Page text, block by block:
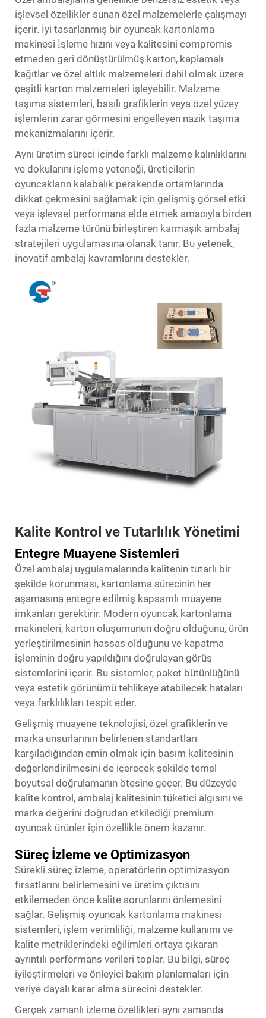
işlevsel özellikler sunan özel malzemelerle çalışmayı
içerir. İyi tasarlanmış bir oyuncak kartonlama
makinesi i̇şleme hızını veya kalitesini compromis
etmeden geri dönüştürülmüş karton, kaplamalı
kağıtlar ve özel altlık malzemeleri dahil olmak üzere
çeşitli karton malzemeleri işleyebilir. Malzeme
taşıma sistemleri, basılı grafiklerin veya özel yüzey
işlemlerin zarar görmesini engelleyen nazik taşıma
mekanizmalarını içerir.
Aynı üretim süreci içinde farklı malzeme kalınlıklarını
ve dokularını işleme yeteneği, üreticilerin
oyuncakların kalabalık perakende ortamlarında
dikkat çekmesini sağlamak için gelişmiş görsel etki
veya işlevsel performans elde etmek amacıyla birden
fazla malzeme türünü birleştiren karmaşık ambalaj
stratejileri uygulamasına olanak tanır. Bu yetenek,
inovatif ambalaj kavramlarını destekler.
Kalite Kontrol ve Tutarlılık Yönetimi
Entegre Muayene Sistemleri
Özel ambalaj uygulamalarında kalitenin tutarlı bir
şekilde korunması, kartonlama sürecinin her
aşamasına entegre edilmiş kapsamlı muayene
imkanları gerektirir. Modern oyuncak kartonlama
makineleri, karton oluşumunun doğru olduğunu, ürün
yerleştirilmesinin hassas olduğunu ve kapatma
işleminin doğru yapıldığını doğrulayan görüş
sistemlerini içerir. Bu sistemler, paket bütünlüğünü
veya estetik görünümü tehlikeye atabilecek hataları
veya farklılıkları tespit eder.
Gelişmiş muayene teknolojisi, özel grafiklerin ve
marka unsurlarının belirlenen standartları
karşıladığından emin olmak için basım kalitesinin
değerlendirilmesini de içerecek şekilde temel
boyutsal doğrulamanın ötesine geçer. Bu düzeyde
kalite kontrol, ambalaj kalitesinin tüketici algısını ve
marka değerini doğrudan etkilediği premium
oyuncak ürünler için özellikle önem kazanır.
Süreç İzleme ve Optimizasyon
Sürekli süreç izleme, operatörlerin optimizasyon
fırsatlarını belirlemesini ve üretim çıktısını
etkilemeden önce kalite sorunlarını önlemesini
sağlar. Gelişmiş oyuncak kartonlama makinesi
sistemleri, işlem verimliliği, malzeme kullanımı ve
kalite metriklerindeki eğilimleri ortaya çıkaran
ayrıntılı performans verileri toplar. Bu bilgi, süreç
iyileştirmeleri ve önleyici bakım planlamaları için
veriye dayalı karar alma sürecini destekler.
Gerçek zamanlı izleme özellikleri aynı zamanda